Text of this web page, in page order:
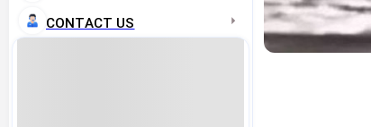
CONTACT US